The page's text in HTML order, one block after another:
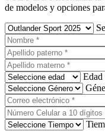
de modelos y opciones
Edad